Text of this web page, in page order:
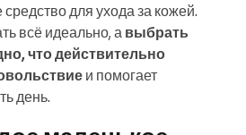
для ухода за кожей.
всё идеально, а выбрать
что действительно
и помогает
день.